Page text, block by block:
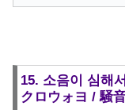
15. 소음이 심해
クロウォヨ / 騒